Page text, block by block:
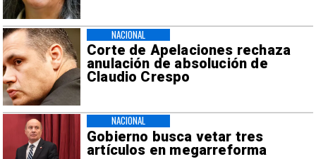
Corte de Apelaciones rechaza
anulación de absolución de
Claudio Crespo
NACIONAL
Gobierno busca vetar tres
artículos en megarreforma
NACIONAL